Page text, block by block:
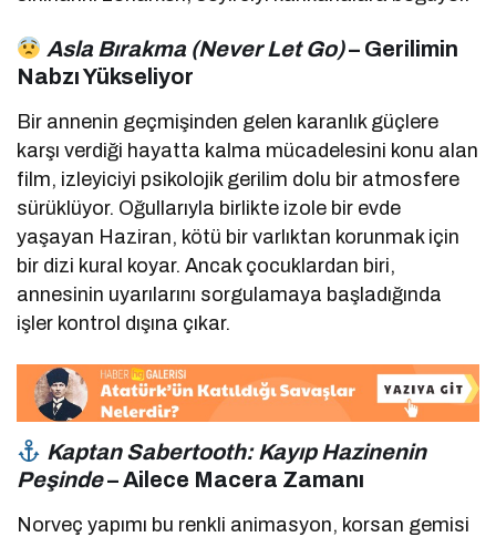
Asla Bırakma (Never Let Go)– Gerilimin
Nabzı Yükseliyor
Bir annenin geçmişinden gelen karanlık güçlere
karşı verdiği hayatta kalma mücadelesini konu alan
film, izleyiciyi psikolojik gerilim dolu bir atmosfere
sürüklüyor. Oğullarıyla birlikte izole bir evde
yaşayan Haziran, kötü bir varlıktan korunmak için
bir dizi kural koyar. Ancak çocuklardan biri,
annesinin uyarılarını sorgulamaya başladığında
işler kontrol dışına çıkar.
Kaptan Sabertooth: Kayıp Hazinenin
Peşinde– Ailece Macera Zamanı
Norveç yapımı bu renkli animasyon, korsan gemisi